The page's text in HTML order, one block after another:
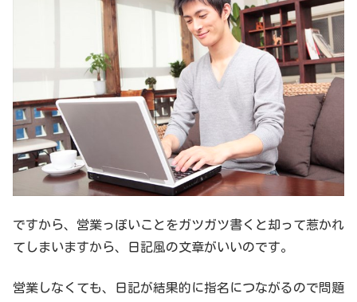
ですから、営業っぽいことをガツガツ書くと却って惹かれ
てしまいますから、日記風の文章がいいのです。
営業しなくても、日記が結果的に指名につながるので問題